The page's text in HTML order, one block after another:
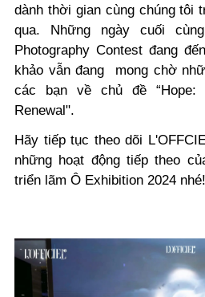
dành thời gian cùng chúng tôi
qua. Những ngày cuối
Photography Contest đang
khảo vẫn đang
mong chờ
các bạn về chủ đề “Hope:
Renewal".
Hãy tiếp tục theo dõi
những hoạt động tiếp theo
triển lãm Ô Exhibition 2024 nhé!